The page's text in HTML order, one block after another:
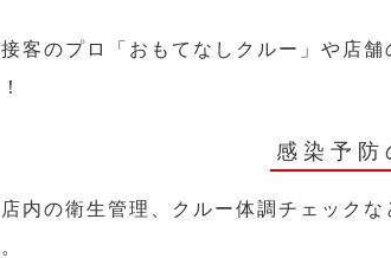
客のプロ「おもてなしクルー」や店
感染予防
内の衛生管理、クルー体調チェック